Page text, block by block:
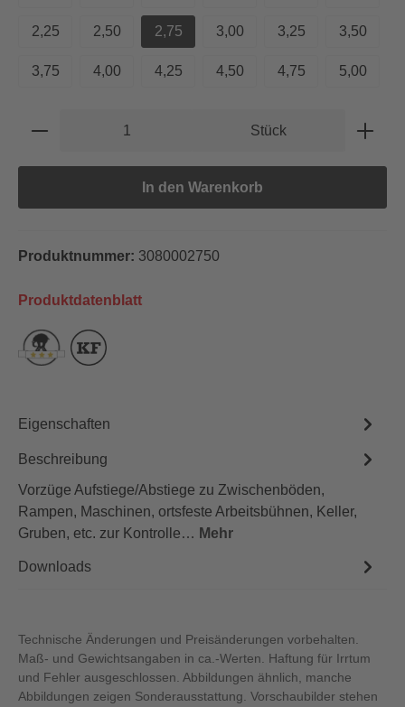
2,25 2,50 2,75 3,00 3,25 3,50
3,75 4,00 4,25 4,50 4,75 5,00
Produkt Anzahl: Gib den gewünschten
Stück
In den Warenkorb
Produktnummer: 3080002750
Produktdatenblatt
Eigenschaften
Beschreibung
Vorzüge Aufstiege/Abstiege zu Zwischenböden,
Rampen, Maschinen, ortsfeste Arbeitsbühnen, Keller,
Gruben, etc. zur Kontrolle… Mehr
Downloads
Technische Änderungen und Preisänderungen vorbehalten.
Maß- und Gewichtsangaben in ca.-Werten. Haftung für Irrtum
und Fehler ausgeschlossen. Abbildungen ähnlich, manche
Abbildungen zeigen Sonderausstattung. Vorschaubilder stehen